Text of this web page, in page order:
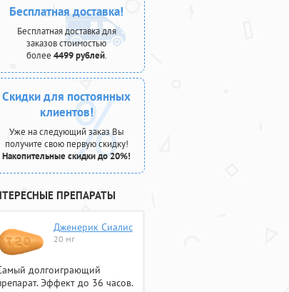
Бесплатная доставка!
Бесплатная доставка для
заказов стоимостью
более 4499 рублей.
Скидки для постоянных
клиентов!
Уже на следующий заказ Вы
получите свою первую скидку!
Накопительные скидки до 20%!
ПРЕПАРАТЫ
Дженерик Сиалис
20 мг
долгоиграющий
Эффект до 36 часов.